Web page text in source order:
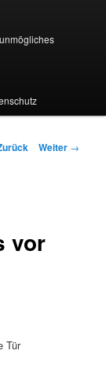
Weiter →
vor
Tür